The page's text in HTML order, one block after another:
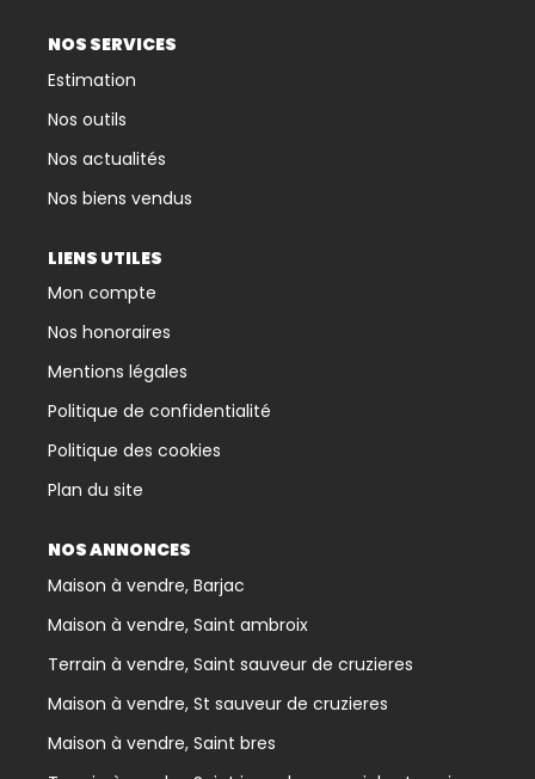
NOS SERVICES
Estimation
Nos outils
Nos actualités
Nos biens vendus
LIENS UTILES
Mon compte
Nos honoraires
Mentions légales
Politique de confidentialité
Politique des cookies
Plan du site
NOS ANNONCES
Maison à vendre, Barjac
Maison à vendre, Saint ambroix
Terrain à vendre, Saint sauveur de cruzieres
Maison à vendre, St sauveur de cruzieres
Maison à vendre, Saint bres